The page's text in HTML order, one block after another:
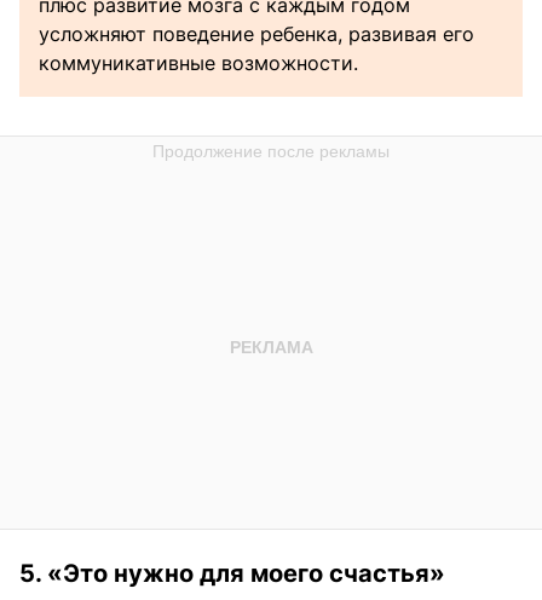
усложняют поведение ребенка, развивая его
коммуникативные возможности.
5. «Это нужно для моего счастья»